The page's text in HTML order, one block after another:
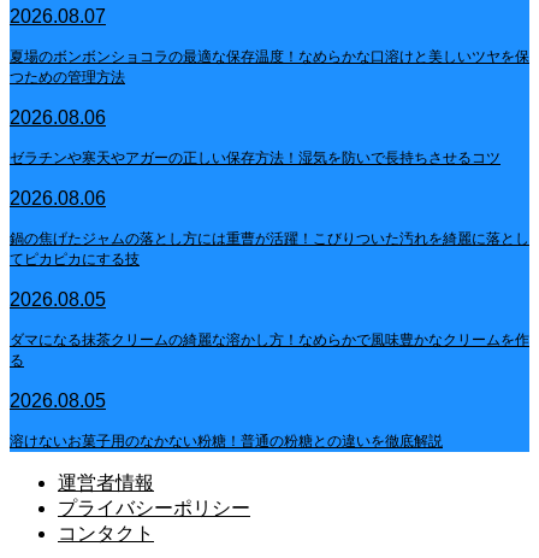
2026.08.07
夏場のボンボンショコラの最適な保存温度！なめらかな口溶けと美しいツヤを保
つための管理方法
2026.08.06
ゼラチンや寒天やアガーの正しい保存方法！湿気を防いで長持ちさせるコツ
2026.08.06
鍋の焦げたジャムの落とし方には重曹が活躍！こびりついた汚れを綺麗に落とし
てピカピカにする技
2026.08.05
ダマになる抹茶クリームの綺麗な溶かし方！なめらかで風味豊かなクリームを作
る
2026.08.05
溶けないお菓子用のなかない粉糖！普通の粉糖との違いを徹底解説
運営者情報
プライバシーポリシー
コンタクト